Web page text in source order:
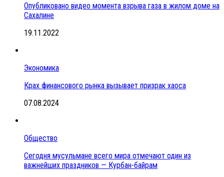
Опубликовано видео момента взрыва газа в жилом доме на
Сахалине
19.11.2022
Экономика
Крах финансового рынка вызывает призрак хаоса
07.08.2024
Общество
Сегодня мусульмане всего мира отмечают один из
важнейших праздников — Курбан-байрам